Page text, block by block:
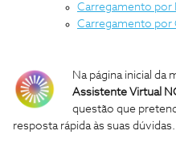
Carregamento por
Carregamento por
Na página inicial da
Assistente Virtual
questão que
resposta rápida às suas dúvidas.